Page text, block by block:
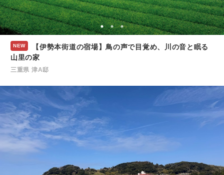
NEW
【伊勢本街道の宿場】鳥の声で目覚め、川の音と眠る
山里の家
三重県 津A邸